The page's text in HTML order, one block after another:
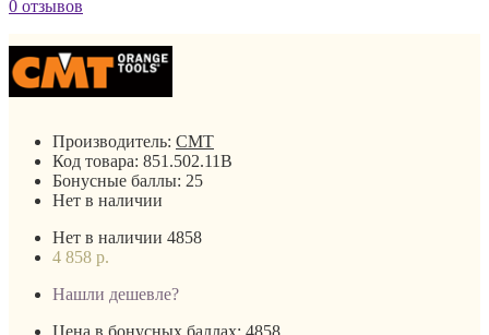
0 отзывов
Производитель: CMT
Код товара: 851.502.11B
Бонусные баллы: 25
Нет в наличии
Нет в наличии 4858
4 858 р.
Нашли дешевле?
Цена в бонусных баллах: 4858